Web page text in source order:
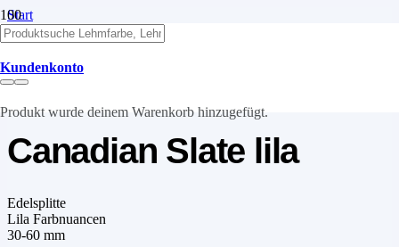
Kundenkonto
Produkt wurde deinem Warenkorb hinzugefügt.
Start
Natursteine
Edelsplitte
Canadian Slate lila
Canadian Slate lila
Edelsplitte
Lila Farbnuancen
30-60 mm